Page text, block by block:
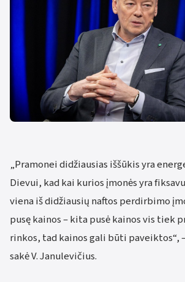
„Pramonei didžiausias iššūkis yra
Dievui, kad kai kurios įmonės yra
viena iš didžiausių naftos perdirbimo
pusę kainos – kita pusė kainos vis tiek
rinkos, tad kainos gali būti paveiktos“,
sakė V. Janulevičius.